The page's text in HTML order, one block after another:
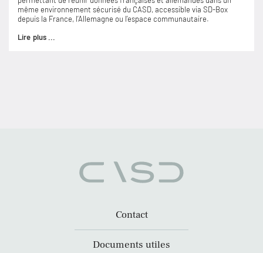
même environnement sécurisé du CASD, accessible via SD-Box
depuis la France, l’Allemagne ou l’espace communautaire.
Lire plus ...
Contact
Documents utiles